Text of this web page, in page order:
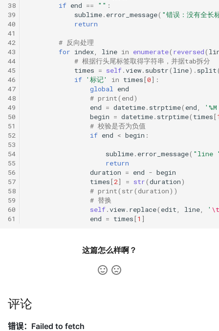
38
39
40
41
42
43
44
45
46
47
48
49
50
51
52
53
54
55
56
57
58
59
60
61
if end == "" :
sublime. error_message( "错误：没有全长
return
# 反向处理
for index line in enumerate( reversed(
# 根据行头尾标签取得字符串，并据tab拆分
times = self.view. substr( line) . split
if '标记' in times[0]:
global
end
# print(end)
end = datetime. strptime( end
begin = datetime. strptime( times[
# 校验是否为负值
if end < begin :
sublime. error_message( "line
return
duration = end - begin
times[2] = str(duration)
# print(str(duration))
# 替换
self.view. replace( edit line ' \t
end = times[1 ]
这篇怎么样啊？
评论